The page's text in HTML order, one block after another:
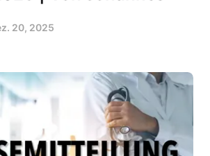
20, 2025